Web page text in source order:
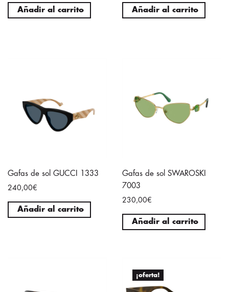
Añadir al carrito Añadir al carrito
Gafas de sol GUCCI 1333
240,00€
Añadir al carrito
Gafas de sol SWAROSKI
7003
230,00€
Añadir al carrito
¡oferta!